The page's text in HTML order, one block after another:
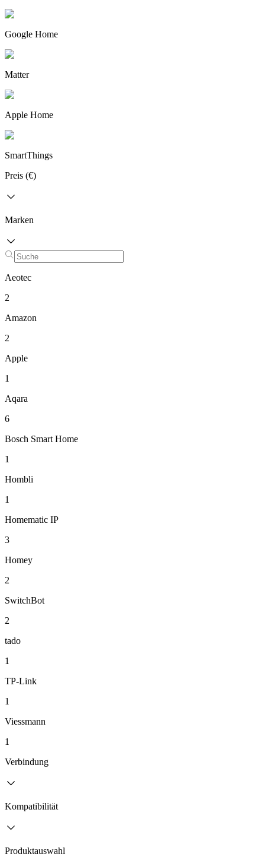
Google Home
Matter
Apple Home
SmartThings
Preis (€)
Marken
Aeotec
2
Amazon
2
Apple
1
Aqara
6
Bosch Smart Home
1
Hombli
1
Homematic IP
3
Homey
2
SwitchBot
2
tado
1
TP-Link
1
Viessmann
1
Verbindung
Kompatibilität
Produktauswahl